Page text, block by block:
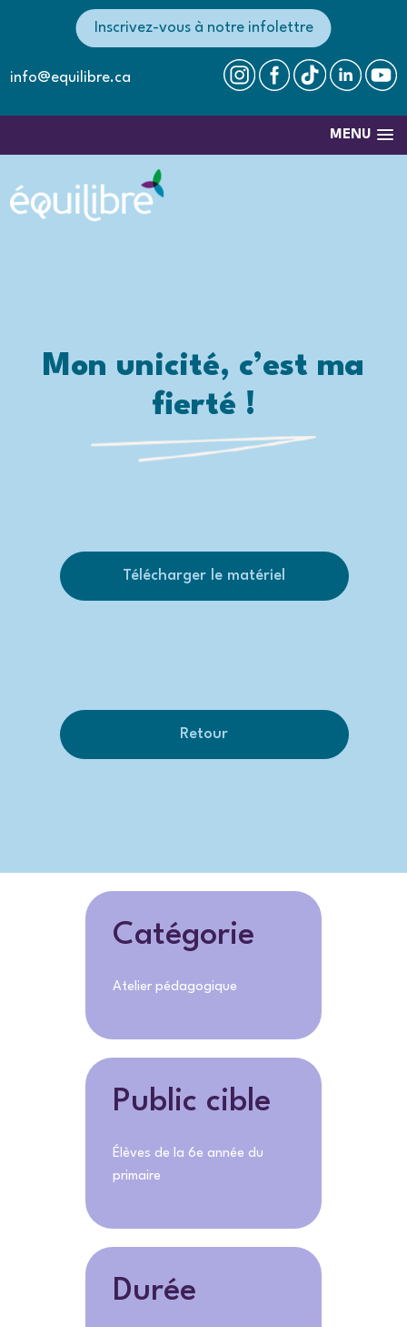
info@equilibre.ca
Inscrivez-vous à notre infolettre
MENU
Mon unicité, c’est ma
fierté !
Télécharger le matériel
Retour
Catégorie
Atelier pédagogique
Public cible
Élèves de la 6e année du
primaire
Durée